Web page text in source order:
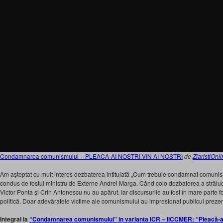
Condamnarea comunismului – PLEACA-AI NOSTRI VIN AI NOSTRIde
Am aşteptat cu mult interes dezbaterea intitulată „Cum trebuie condamnat
condus de fostul ministru de Externe Andrei Marga. Când colo dezbaterea a
Victor Ponta şi Crin Antonescu nu au apărut. Iar discursurile au fost în mare parte
politică. Doar adevăratele victime ale comunismului au impresionat publicul
Integral la “Condamnarea comunismului” in varianta ICR – IICCMER: